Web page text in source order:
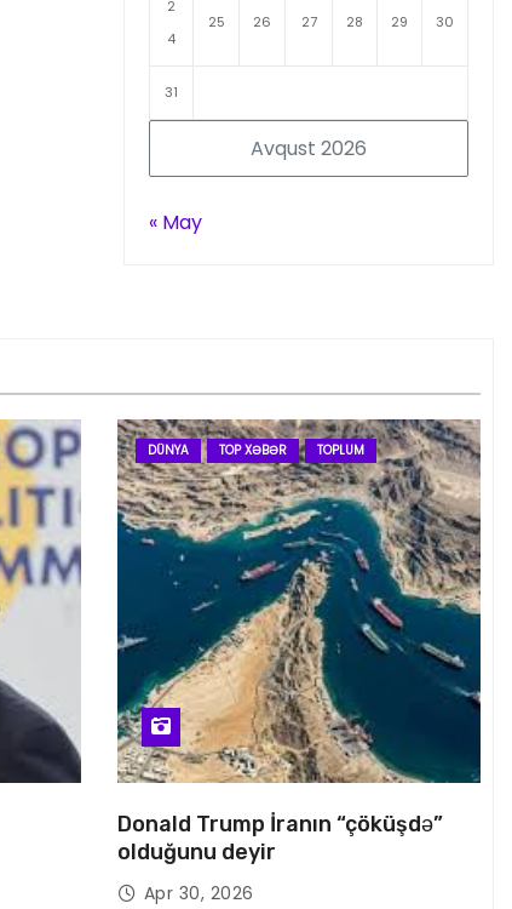
Avqust 2026
2
4
25 26 27 28 29 30
31
« May
DÜNYA TOP XƏBƏR TOPLUM
Donald Trump İranın “çöküşdə”
olduğunu deyir
Apr 30, 2026